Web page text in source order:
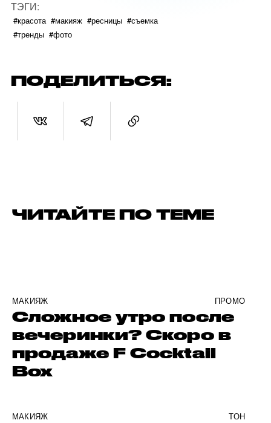
ТЭГИ:
#красота #макияж #ресницы #съемка
#тренды #фото
ПОДЕЛИТЬСЯ:
ЧИТАЙТЕ ПО ТЕМЕ
МАКИЯЖ ПРОМО
Сложное утро после
вечеринки? Скоро в
продаже F Cocktail
Box
МАКИЯЖ ТОН